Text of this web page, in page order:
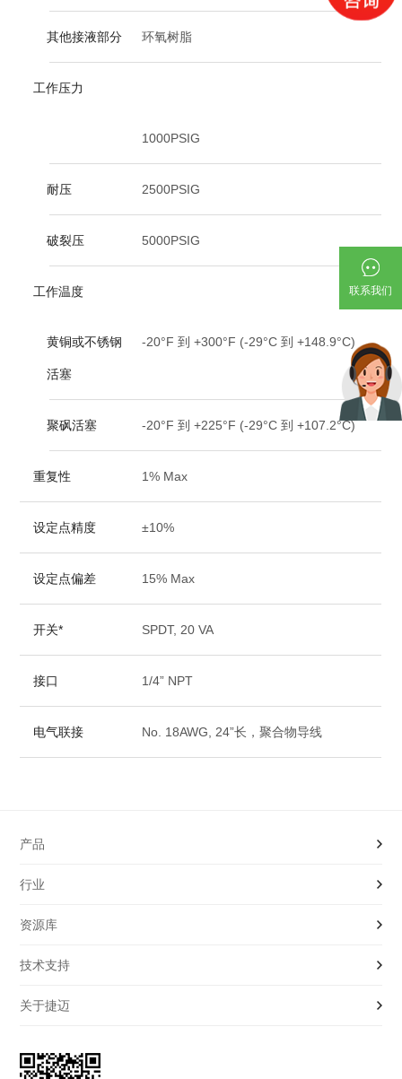
其他接液部分 环氧树脂
工作压力
1000PSIG
耐压 2500PSIG
破裂压 5000PSIG
工作温度
黄铜或不锈钢
活塞
-20­°F 到 +300­°F (-29­°C 到 +148.9­°C)
聚砜活塞 -20°F 到 +225°F (-29°C 到 +107.2°C)
重复性 1% Max
设定点精度 ±10%
设定点偏差 15% Max
开关* SPDT, 20 VA
接口 1/4” NPT
电气联接 No. 18AWG, 24”长，聚合物导线
产品
液位开关|传感器
压力开关|传感器
流量开关|传感器
电磁阀
行业
工程机械
氢能及燃料电池
光伏与半导体
资源库
产品样本
行业解决方案
技术支持
OEM制造服务
关于捷迈
联系我们